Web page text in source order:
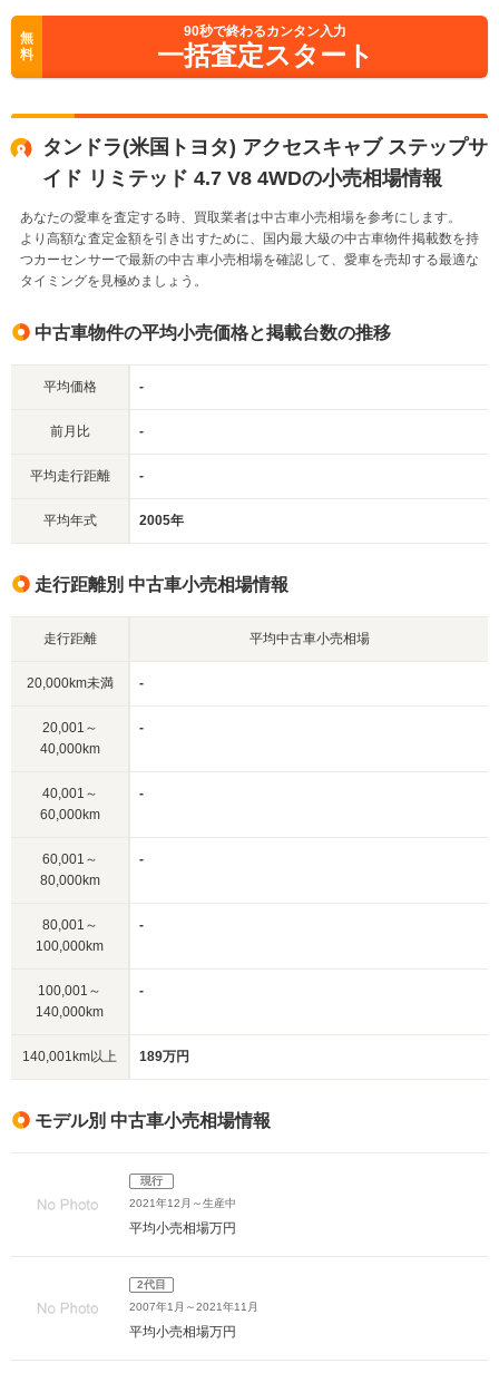
無
料
90秒で終わるカンタン入力
一括査定スタート
タンドラ(米国トヨタ) アクセスキャブ ステップサ
イド リミテッド 4.7 V8 4WDの小売相場情報
あなたの愛車を査定する時、買取業者は中古車小売相場を参考にします。
より高額な査定金額を引き出すために、国内最大級の中古車物件掲載数を持
つカーセンサーで最新の中古車小売相場を確認して、愛車を売却する最適な
タイミングを見極めましょう。
中古車物件の平均小売価格と掲載台数の推移
平均価格 -
前月比 -
平均走行距離 -
平均年式 2005年
走行距離別 中古車小売相場情報
走行距離 平均中古車小売相場
20,000km未満 -
20,001～
40,000km
-
40,001～
60,000km
-
60,001～
80,000km
-
80,001～
100,000km
-
100,001～
140,000km
-
140,001km以上 189万円
モデル別 中古車小売相場情報
現行
2021年12月～生産中
平均小売相場万円
2代目
2007年1月～2021年11月
平均小売相場万円